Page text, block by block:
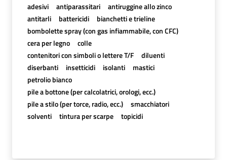
adesivi
antiparassitari
antiruggine allo zinco
antitarli
battericidi
bianchetti e trieline
bombolette spray (con gas infiammabile, con CFC)
cera per legno
colle
contenitori con simboli o lettere T/F
diluenti
diserbanti
insetticidi isolanti
mastici
petrolio bianco
pile a bottone (per calcolatrici, orologi, ecc.)
pile a stilo (per torce, radio, ecc.)
smacchiatori
solventi
tintura per scarpe topicidi